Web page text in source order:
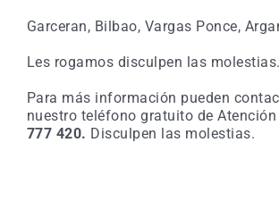
Garceran, Bilbao, Vargas Ponce,
Les rogamos disculpen las molestias.
Para más información pueden
nuestro teléfono gratuito de
777 420. Disculpen las molestias.